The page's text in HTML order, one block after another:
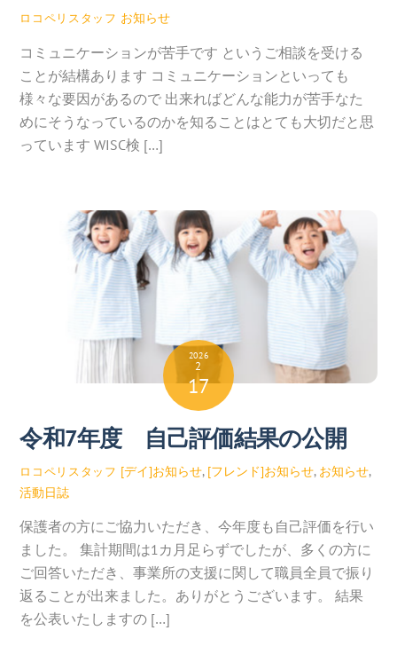
ロコペリスタッフ お知らせ
コミュニケーションが苦手です というご相談を受ける
ことが結構あります コミュニケーションといっても
様々な要因があるので 出来ればどんな能力が苦手なた
めにそうなっているのかを知ることはとても大切だと思
っています WISC検 […]
2026
2
17
令和7年度 自己評価結果の公開
ロコペリスタッフ [デイ]お知らせ, [フレンド]お知らせ, お知らせ,
活動日誌
保護者の方にご協力いただき、今年度も自己評価を行い
ました。 集計期間は1カ月足らずでしたが、多くの方に
ご回答いただき、事業所の支援に関して職員全員で振り
返ることが出来ました。ありがとうございます。 結果
を公表いたしますの […]